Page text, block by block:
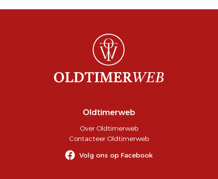
Oldtimerweb
Over Oldtimerweb
Contacteer Oldtimerweb
Volg ons op Facebook